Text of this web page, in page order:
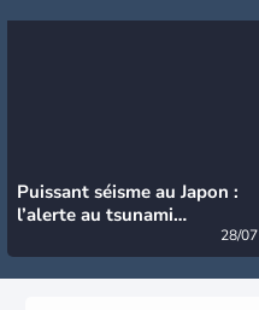
Puissant séisme au Japon :
l’alerte au tsunami
28/07